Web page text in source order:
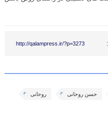
http://qalampress.ir/?p=3273
حسن روحانی روحانی